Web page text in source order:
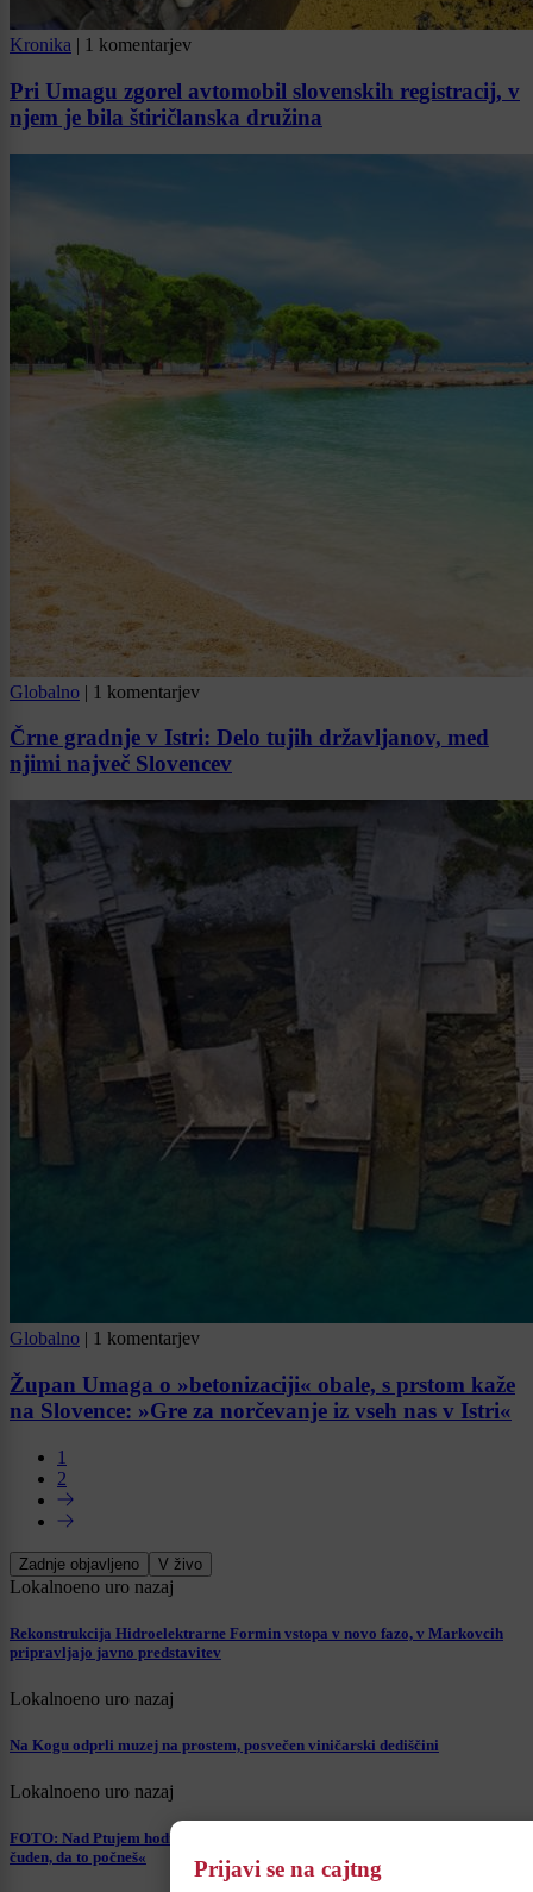
Kronika | 1 komentarjev
Pri Umagu zgorel avtomobil slovenskih registracij, v
njem je bila štiričlanska družina
Globalno | 1 komentarjev
Črne gradnje v Istri: Delo tujih državljanov, med
njimi največ Slovencev
Globalno | 1 komentarjev
Župan Umaga o »betonizaciji« obale, s prstom kaže
na Slovence: »Gre za norčevanje iz vseh nas v Istri«
1
2
Zadnje objavljeno V živo
Lokalnoeno uro nazaj
Rekonstrukcija Hidroelektrarne Formin vstopa v novo fazo, v Markovcih
pripravljajo javno predstavitev
Lokalnoeno uro nazaj
Na Kogu odprli muzej na prostem, posvečen viničarski dediščini
Lokalnoeno uro nazaj
FOTO: Nad Ptujem hodijo po vrvi 30 metrov nad tlemi: »Moraš biti dovolj
čuden, da to počneš«
Prijavi se na cajtng